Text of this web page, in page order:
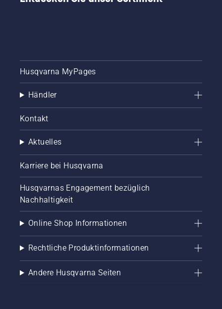
Husqvarna MyPages
Händler
Kontakt
Aktuelles
Karriere bei Husqvarna
Husqvarnas Engagement bezüglich
Nachhaltigkeit
Online Shop Informationen
Rechtliche Produktinformationen
Andere Husqvarna Seiten